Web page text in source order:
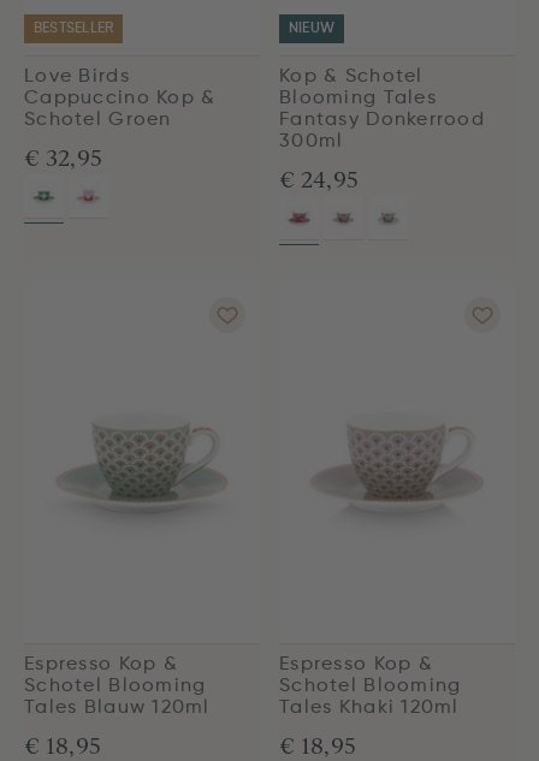
BESTSELLER
Love Birds
Cappuccino Kop &
Schotel Groen
€ 32,95
NIEUW
Kop & Schotel
Blooming Tales
Fantasy Donkerrood
300ml
€ 24,95
Espresso Kop &
Schotel Blooming
Tales Blauw 120ml
€ 18,95
Espresso Kop &
Schotel Blooming
Tales Khaki 120ml
€ 18,95